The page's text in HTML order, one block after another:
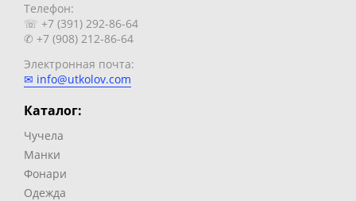
Телефон:
☏ +7 (391) 292-86-64
✆ +7 (908) 212-86-64
Электронная почта:
✉ info@utkolov.com
Каталог:
Чучела
Манки
Фонари
Одежда